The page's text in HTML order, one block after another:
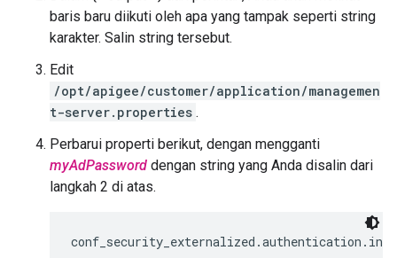
baris baru diikuti oleh apa yang tampak seperti string
karakter. Salin string tersebut.
Edit
/opt/apigee/customer/application/managemen
t-server.properties .
Perbarui properti berikut, dengan mengganti
myAdPassword dengan string yang Anda disalin dari
langkah 2 di atas.